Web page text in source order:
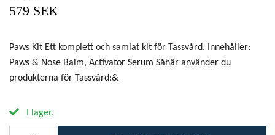
579 SEK
Paws Kit Ett komplett och samlat kit för Tassvård. Innehåller:
Paws & Nose Balm, Activator Serum Såhär använder du
produkterna för Tassvård:&
I lager.